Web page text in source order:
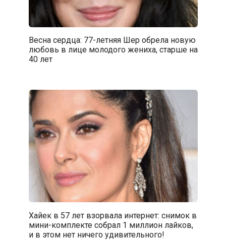
Весна сердца: 77-летняя Шер обрела новую
любовь в лице молодого жениха, старше на
40 лет
Хайек в 57 лет взорвала интернет: снимок в
мини-комплекте собрал 1 миллион лайков,
и в этом нет ничего удивительного!